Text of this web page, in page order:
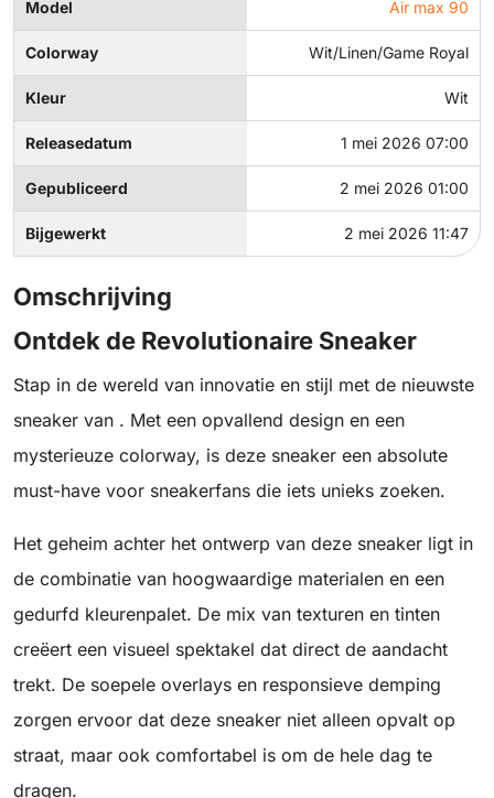
Model Air max 90
Colorway Wit/Linen/Game Royal
Kleur Wit
Releasedatum 1 mei 2026 07:00
Gepubliceerd 2 mei 2026 01:00
Bijgewerkt 2 mei 2026 11:47
Omschrijving
Ontdek de Revolutionaire Sneaker
Stap in de wereld van innovatie en stijl met de nieuwste
sneaker van . Met een opvallend design en een
mysterieuze colorway, is deze sneaker een absolute
must-have voor sneakerfans die iets unieks zoeken.
Het geheim achter het ontwerp van deze sneaker ligt in
de combinatie van hoogwaardige materialen en een
gedurfd kleurenpalet. De mix van texturen en tinten
creëert een visueel spektakel dat direct de aandacht
trekt. De soepele overlays en responsieve demping
zorgen ervoor dat deze sneaker niet alleen opvalt op
straat, maar ook comfortabel is om de hele dag te
dragen.